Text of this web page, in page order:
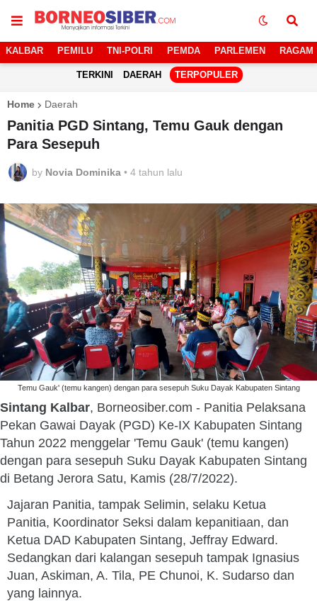
KALBAR PEMILU TNI-POLRI PEMDA PARLEMEN RAGAM
TERKINI DAERAH TERPOPULER
Home Daerah
Panitia PGD Sintang, Temu Gauk dengan
Para Sesepuh
by Novia Dominika • 4 tahun lalu
Temu Gauk' (temu kangen) dengan para sesepuh Suku Dayak Kabupaten Sintang
Sintang Kalbar, Borneosiber.com - Panitia Pelaksana
Pekan Gawai Dayak (PGD) Ke-IX Kabupaten Sintang
Tahun 2022 menggelar 'Temu Gauk' (temu kangen)
dengan para sesepuh Suku Dayak Kabupaten Sintang
di Betang Jerora Satu, Kamis (28/7/2022).
Jajaran Panitia, tampak Selimin, selaku Ketua
Panitia, Koordinator Seksi dalam kepanitiaan, dan
Ketua DAD Kabupaten Sintang, Jeffray Edward.
Sedangkan dari kalangan sesepuh tampak Ignasius
Juan, Askiman, A. Tila, PE Chunoi, K. Sudarso dan
yang lainnya.